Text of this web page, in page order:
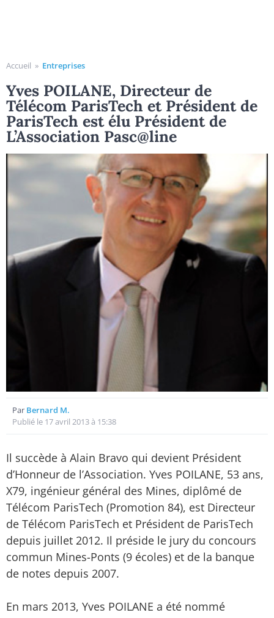
Accueil » Entreprises
Yves POILANE, Directeur de
Télécom ParisTech et Président de
ParisTech est élu Président de
L’Association Pasc@line
Par Bernard M.
Publié le 17 avril 2013 à 15:38
Il succède à Alain Bravo qui devient Président
d’Honneur de l’Association. Yves POILANE, 53 ans,
X79, ingénieur général des Mines, diplômé de
Télécom ParisTech (Promotion 84), est Directeur
de Télécom ParisTech et Président de ParisTech
depuis juillet 2012. Il préside le jury du concours
commun Mines-Ponts (9 écoles) et de la banque
de notes depuis 2007.
En mars 2013, Yves POILANE a été nommé